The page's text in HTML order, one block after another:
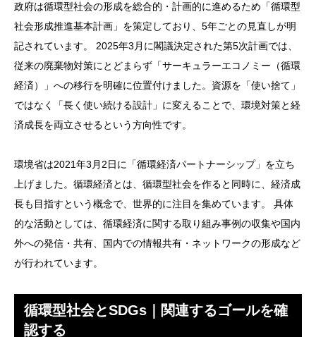
政府は循環型社会の形成を総合的・計画的に進めるため「循環型
社会形成推進基本計画」を策定しており、5年ごとの見直しが明
記されています。 2025年3月に閣議決定された第5次計画では、
従来の廃棄物対策にとどまらず「サーキュラーエコノミー（循環
経済）」への移行を明確に位置付けました。資源を「使い捨て」
ではなく「長く使い続ける設計」に変えることで、環境対策と経
済成長を両立させるという方向性です。
環境省は2021年3月2日に「循環経済パートナーシップ」を立ち
上げました。循環経済とは、循環型社会を作ると同時に、経済成
長も目指すという概念で、世界的に注目を集めています。 具体
的な活動としては、循環経済に関する取り組み事例の収集や国内
外への発信・共有、国内での情報共有・ネットワークの形成など
が行われています。
循環型社会とSDGs｜関連するゴールを確
認する